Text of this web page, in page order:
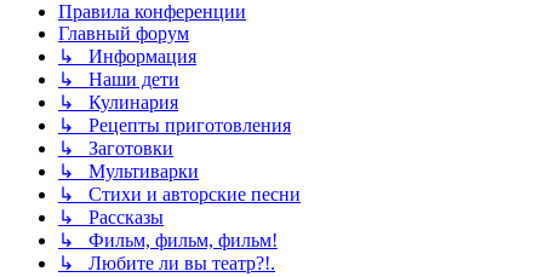
Правила конференции
Главный форум
↳ Информация
↳ Наши дети
↳ Кулинария
↳ Рецепты приготовления
↳ Заготовки
↳ Мультиварки
↳ Стихи и авторские песни
↳ Рассказы
↳ Фильм, фильм, фильм!
↳ Любите ли вы театр?!.